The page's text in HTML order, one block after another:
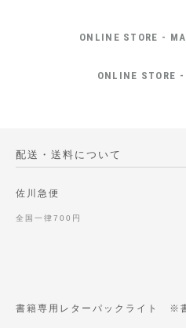
ONLINE STORE -
ONLINE STORE
配送・送料について
佐川急便
全国一律700円
書籍専用レターパックライト ※